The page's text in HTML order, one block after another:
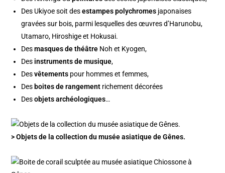
Des Ukiyoe soit desestampes polychromes japonaises
gravées sur bois, parmi lesquelles des œuvres d’Harunobu,
Utamaro, Hiroshige et Hokusai.
Desmasques de théâtre Noh et Kyogen,
Des instruments de musique,
Desvêtements pour hommes et femmes,
Des boites de rangement richement décorées
Desobjets archéologiques…
> Objets de la collection du musée asiatique de Gênes.